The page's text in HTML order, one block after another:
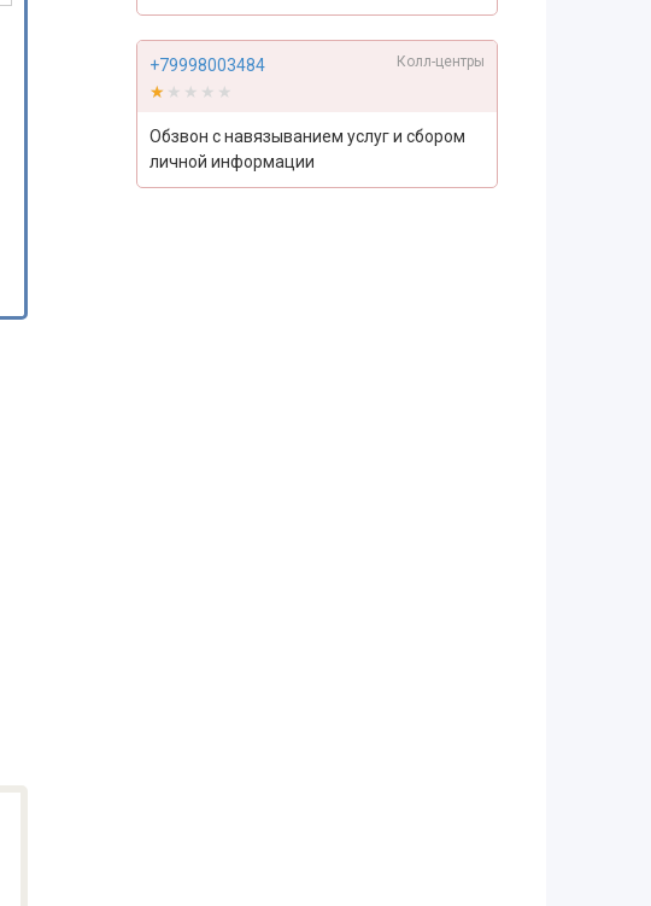
+79998003484 Колл-центры
★★★★★
★★★★★
Обзвон с навязыванием услуг и сбором
личной информации